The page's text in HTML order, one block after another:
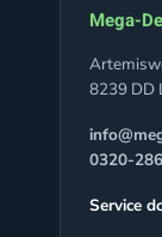
Mega-
8239 DD
0320-
Service